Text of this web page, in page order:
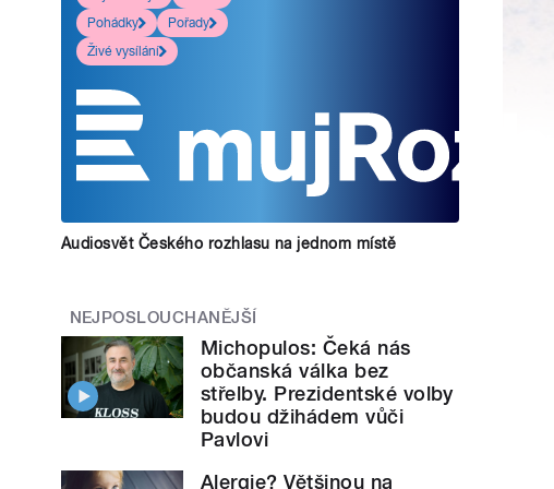
Pohádky
Pořady
Živé vysílání
Audiosvět Českého rozhlasu na jednom místě
NEJPOSLOUCHANĚJŠÍ
Michopulos: Čeká nás
občanská válka bez
střelby. Prezidentské volby
budou džihádem vůči
Pavlovi
Alergie? Většinou na